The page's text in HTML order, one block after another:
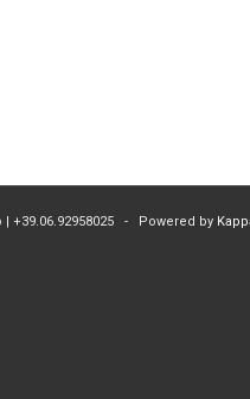
+39.06.92958025 - Powered by